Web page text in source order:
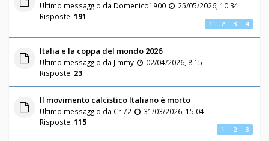
Ultimo messaggio da Domenico1900
25/05/2026, 10:34
Risposte: 191
1 2 3 4
Italia e la coppa del mondo 2026
Ultimo messaggio da Jimmy
02/04/2026, 8:15
Risposte: 23
Il movimento calcistico Italiano è morto
Ultimo messaggio da Cri72
31/03/2026, 15:04
Risposte: 115
1 2 3